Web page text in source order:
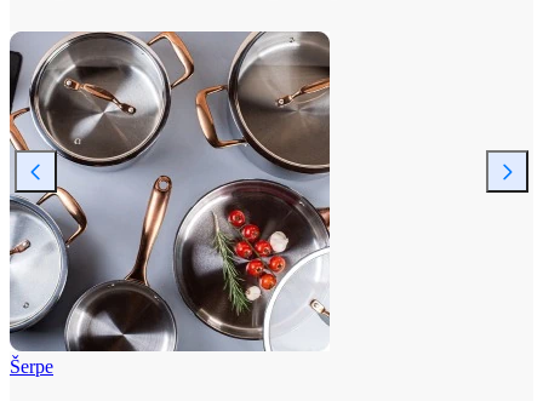
Šerpe